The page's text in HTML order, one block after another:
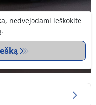
nedvejodami ieškokite